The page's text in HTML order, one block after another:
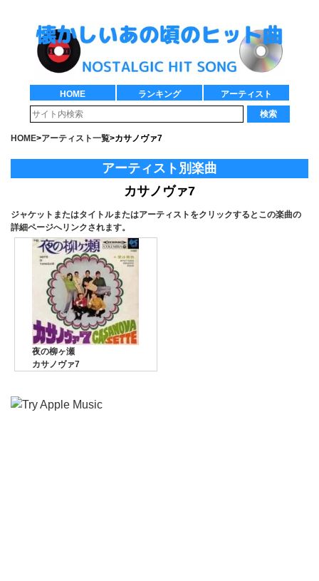
HOME ランキング
アーティスト
検索
HOME>アーティスト一覧>カサノヴァ7
アーティスト別楽曲
カサノヴァ7
ジャケットまたはタイトルまたはアーティストをクリックするとこの楽曲の
詳細ページへリンクされます。
夜の柳ヶ瀬
カサノヴァ7